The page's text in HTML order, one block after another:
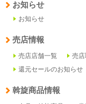
お知らせ
お知らせ
売店情報
売店店舗一覧 売
還元セールのお知らせ
斡旋商品情報